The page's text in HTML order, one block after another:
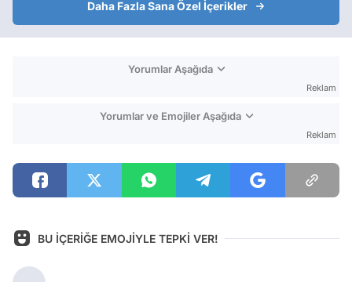
Daha Fazla Sana Özel İçerikler
Yorumlar Aşağıda
Reklam
Yorumlar ve Emojiler Aşağıda
Reklam
BU İÇERİĞE EMOJİYLE TEPKİ VER!